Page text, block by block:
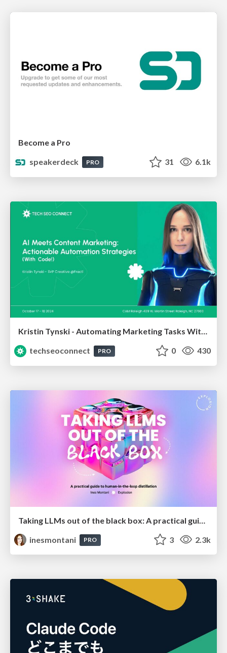
Become a Pro
speakerdeck
PRO 31 6.1k
Kristin Tynski - Automating Marketing Tasks With AI
techseoconnect
PRO 0 430
inesmontani
PRO 3 2.3k